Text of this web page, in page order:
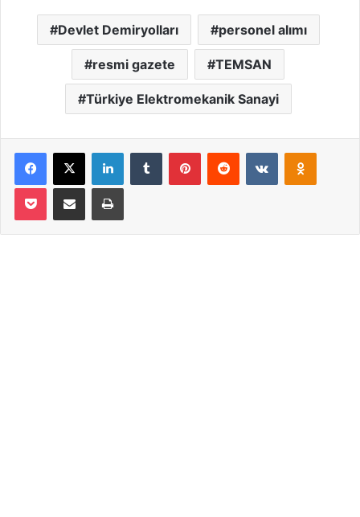
Devlet Demiryolları personel alımı
resmi gazete TEMSAN
Türkiye Elektromekanik Sanayi